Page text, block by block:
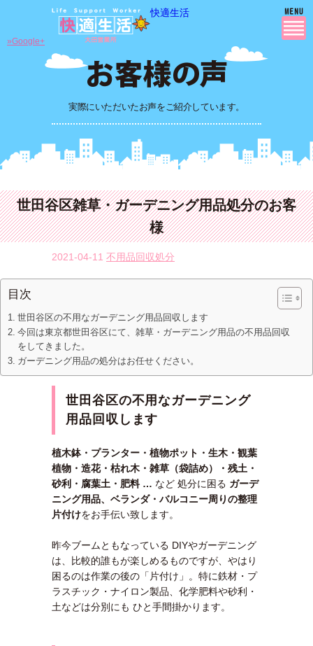
快適生活
実際にいただいたお声をご紹介しています。
»Google+
世田谷区雑草・ガーデニング用品処分のお客
様
2021-04-11 不用品回収処分
目次
世田谷区の不用なガーデニング用品回収します
今回は東京都世田谷区にて、雑草・ガーデニング用品の不用品回収
をしてきました。
ガーデニング用品の処分はお任せください。
世田谷区の不用なガーデニング
用品回収します
植木鉢・プランター・植物ポット・生木・観葉
植物・造花・枯れ木・雑草（袋詰め）・残土・
砂利・腐葉土・肥料 … など 処分に困る ガーデ
ニング用品、ベランダ・バルコニー周りの整理
片付けをお手伝い致します。
昨今ブームともなっている DIYやガーデニング
は、比較的誰もが楽しめるものですが、やはり
困るのは作業の後の「片付け」。特に鉄材・プ
ラスチック・ナイロン製品、化学肥料や砂利・
土などは分別にも ひと手間掛かります。